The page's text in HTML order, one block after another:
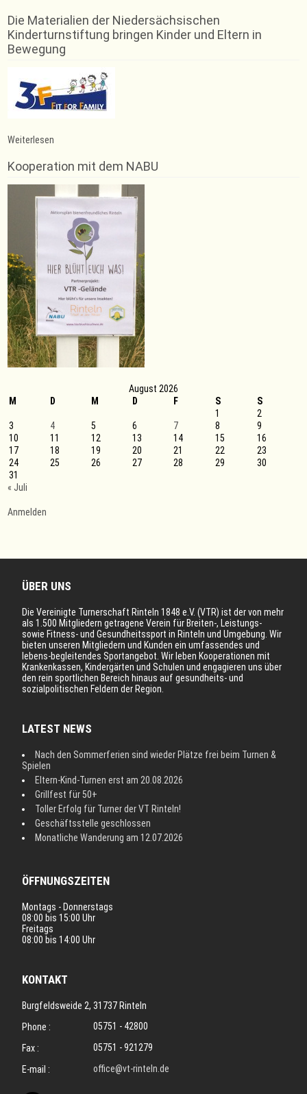
Die Materialien der Niedersächsischen
Kinderturnstiftung bringen Kinder und Eltern in
Bewegung
Weiterlesen
Kooperation mit dem NABU
August 2026
M
D M D F S
S
1
2
3
4 5 6 7 8
9
10
11 12 13 14 15
16
17
18 19 20 21 22
23
24
25 26 27 28 29
30
31
« Juli
Anmelden
ÜBER UNS
Die Vereinigte Turnerschaft Rinteln 1848 e.V. (VTR) ist der von mehr
als 1.500 Mitgliedern getragene Verein für Breiten-, Leistungs-
sowie Fitness- und Gesundheitssport in Rinteln und Umgebung. Wir
bieten unseren Mitgliedern und Kunden ein umfassendes und
lebens-begleitendes Sportangebot. Wir leben Kooperationen mit
Krankenkassen, Kindergärten und Schulen und engagieren uns über
den rein sportlichen Bereich hinaus auf gesundheits- und
sozialpolitischen Feldern der Region.
LATEST NEWS
Nach den Sommerferien sind wieder Plätze frei beim Turnen &
Spielen
Eltern-Kind-Turnen erst am 20.08.2026
Grillfest für 50+
Toller Erfolg für Turner der VT Rinteln!
Geschäftsstelle geschlossen
Monatliche Wanderung am 12.07.2026
ÖFFNUNGSZEITEN
Montags - Donnerstags
08:00 bis 15:00 Uhr
Freitags
08:00 bis 14:00 Uhr
KONTAKT
Burgfeldsweide 2, 31737 Rinteln
Phone :
05751 - 42800
Fax :
05751 - 921279
E-mail :
office@vt-rinteln.de